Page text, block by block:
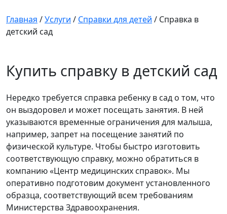
Главная /Услуги / Справки для детей / Справка в
детский сад
Купить справку в детский сад
Нередко требуется справка ребенку в сад о том, что
он выздоровел и может посещать занятия. В ней
указываются временные ограничения для малыша,
например, запрет на посещение занятий по
физической культуре. Чтобы быстро изготовить
соответствующую справку, можно обратиться в
компанию «Центр медицинских справок». Мы
оперативно подготовим документ установленного
образца, соответствующий всем требованиям
Министерства Здравоохранения.